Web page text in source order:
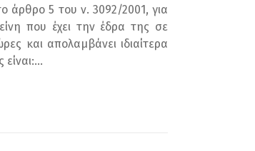
άρθρο 5 του ν. 3092/2001, για
που έχει την έδρα της σε
και απολαμβάνει ιδιαίτερα